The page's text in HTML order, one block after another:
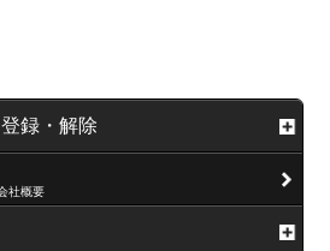
録・解除
社概要